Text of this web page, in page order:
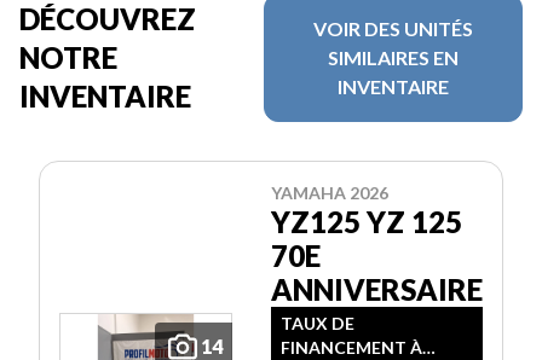
DÉCOUVREZ
NOTRE
INVENTAIRE
VOIR DES UNITÉS
SIMILAIRES EN
INVENTAIRE
14
YAMAHA 2026
YZ125 YZ 125
70E
ANNIVERSAIRE
TAUX DE
FINANCEMENT À